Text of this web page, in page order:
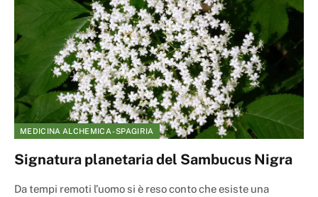
MEDICINA ALCHEMICA - SPAGIRIA
Signatura planetaria del Sambucus Nigra
Da tempi remoti l’uomo si è reso conto che esiste una